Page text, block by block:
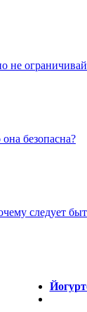
не
безопасна?
следует